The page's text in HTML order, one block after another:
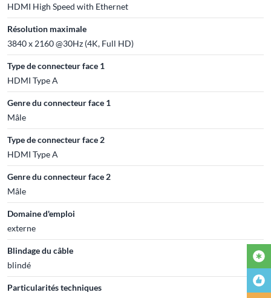
HDMI High Speed with Ethernet
Résolution maximale
3840 x 2160 @30Hz (4K, Full HD)
Type de connecteur face 1
HDMI Type A
Genre du connecteur face 1
Mâle
Type de connecteur face 2
HDMI Type A
Genre du connecteur face 2
Mâle
Domaine d'emploi
externe
Blindage du câble
blindé
Particularités techniques